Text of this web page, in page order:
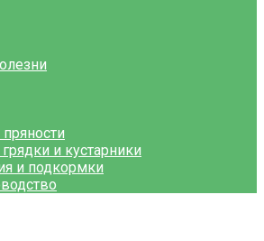
и кустарники
и подкормки